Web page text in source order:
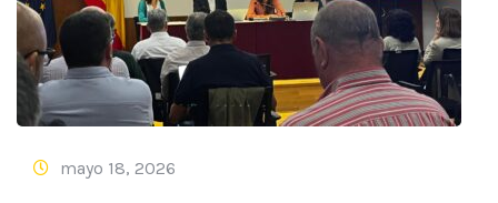
mayo 18, 2026